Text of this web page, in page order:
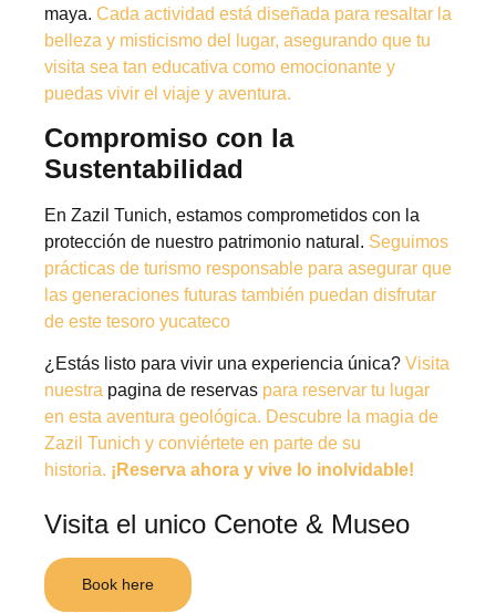
maya. Cada actividad está diseñada para resaltar la
belleza y misticismo del lugar, asegurando que tu
visita sea tan educativa como emocionante y
puedas vivir el viaje y aventura.
Compromiso con la
Sustentabilidad
En Zazil Tunich, estamos comprometidos con la
protección de nuestro patrimonio natural. Seguimos
prácticas de turismo responsable para asegurar que
las generaciones futuras también puedan disfrutar
de este tesoro yucateco
¿Estás listo para vivir una experiencia única? Visita
nuestra pagina de reservas para reservar tu lugar
en esta aventura geológica. Descubre la magia de
Zazil Tunich y conviértete en parte de su
historia. ¡Reserva ahora y vive lo inolvidable!
Visita el unico Cenote & Museo
Book here